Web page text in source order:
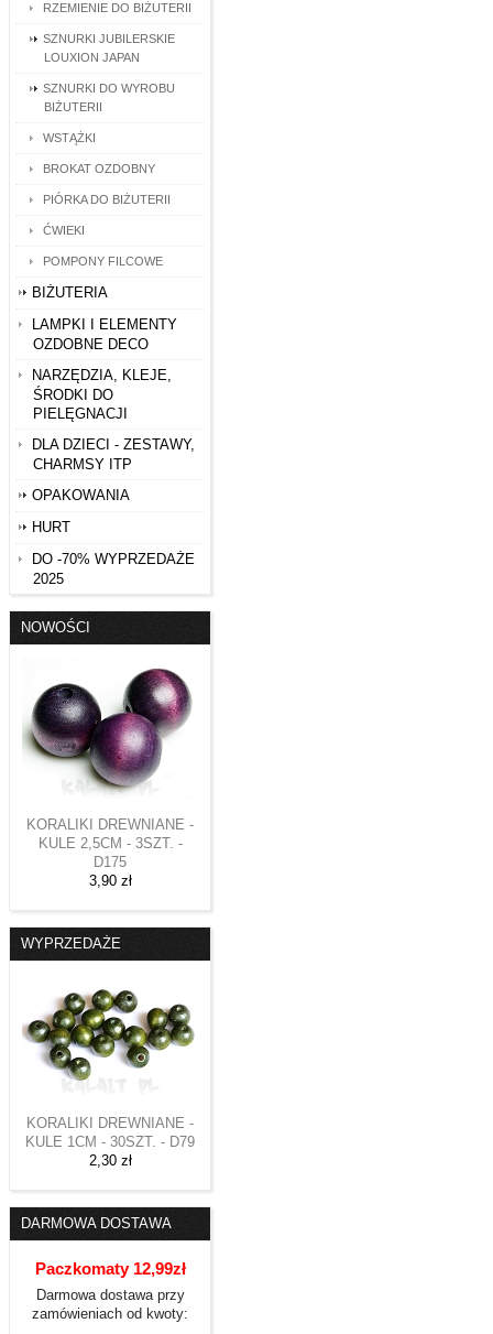
RZEMIENIE DO BIŻUTERII
SZNURKI JUBILERSKIE
LOUXION JAPAN
SZNURKI DO WYROBU
BIŻUTERII
WSTĄŻKI
BROKAT OZDOBNY
PIÓRKA DO BIŻUTERII
ĆWIEKI
POMPONY FILCOWE
BIŻUTERIA
LAMPKI I ELEMENTY
OZDOBNE DECO
NARZĘDZIA, KLEJE,
ŚRODKI DO
PIELĘGNACJI
DLA DZIECI - ZESTAWY,
CHARMSY ITP
OPAKOWANIA
HURT
DO -70% WYPRZEDAŻE
2025
NOWOŚCI
KORALIKI DREWNIANE -
KULE 2,5CM - 3SZT. -
D175
3,90 zł
WYPRZEDAŻE
KORALIKI DREWNIANE -
KULE 1CM - 30SZT. - D79
2,30 zł
DARMOWA DOSTAWA
Paczkomaty 12,99zł
Darmowa dostawa przy
zamówieniach od kwoty: